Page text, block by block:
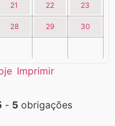
21 22 23
28 29 30
Imprimir
- 5 obrigações